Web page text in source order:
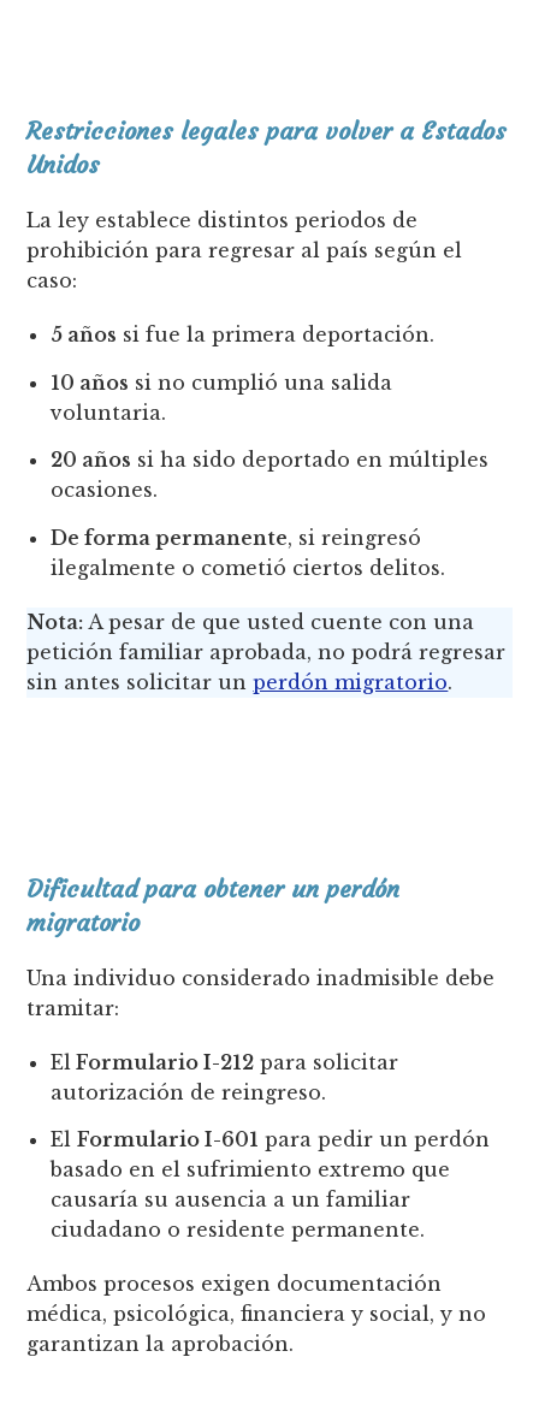
Restricciones legales para volver a Estados
Unidos
La ley establece distintos periodos de
prohibición para regresar al país según el
caso:
5 años si fue la primera deportación.
10 años si no cumplió una salida
voluntaria.
20 años si ha sido deportado en múltiples
ocasiones.
De forma permanente, si reingresó
ilegalmente o cometió ciertos delitos.
Nota: A pesar de que usted cuente con una
petición familiar aprobada, no podrá regresar
sin antes solicitar unperdón migratorio.
Dificultad para obtener un perdón
migratorio
Una individuo considerado inadmisible debe
tramitar:
El Formulario I-212 para solicitar
autorización de reingreso.
ElFormulario I-601 para pedir un perdón
basado en el sufrimiento extremo que
causaría su ausencia a un familiar
ciudadano o residente permanente.
Ambos procesos exigen documentación
médica, psicológica, financiera y social, y no
garantizan la aprobación.